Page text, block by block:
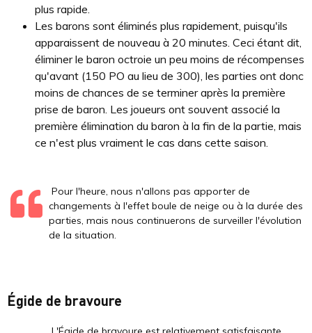
plus rapide.
Les barons sont éliminés plus rapidement, puisqu'ils
apparaissent de nouveau à 20 minutes. Ceci étant dit,
éliminer le baron octroie un peu moins de récompenses
qu'avant (150 PO au lieu de 300), les parties ont donc
moins de chances de se terminer après la première
prise de baron. Les joueurs ont souvent associé la
première élimination du baron à la fin de la partie, mais
ce n'est plus vraiment le cas dans cette saison.
Pour l'heure, nous n'allons pas apporter de
changements à l'effet boule de neige ou à la durée des
parties, mais nous continuerons de surveiller l'évolution
de la situation.
Égide de bravoure